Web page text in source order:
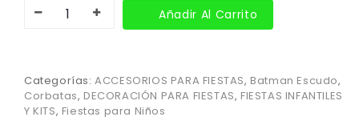
Añadir Al Carrito
Categorías:ACCESORIOS PARA FIESTAS, Batman Escudo,
Corbatas, DECORACIÓN PARA FIESTAS, FIESTAS INFANTILES
Y KITS, Fiestas para Niños